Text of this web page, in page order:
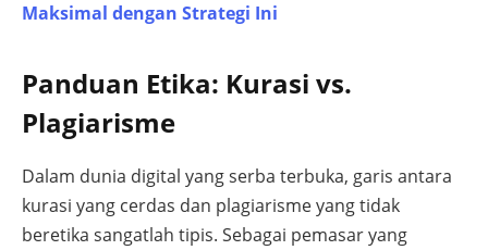
Maksimal dengan Strategi Ini
Panduan Etika: Kurasi vs.
Plagiarisme
Dalam dunia digital yang serba terbuka, garis antara
kurasi yang cerdas dan plagiarisme yang tidak
beretika sangatlah tipis. Sebagai pemasar yang